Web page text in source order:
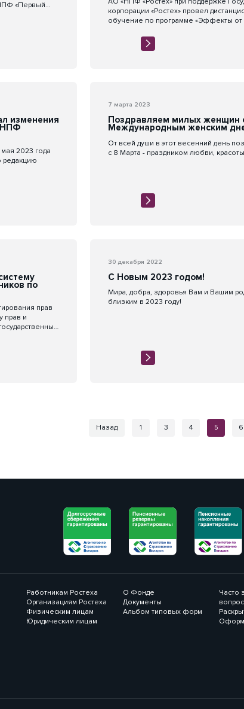
«Первый
корпорации «Ростех» провел
обучение по программе «Эффекты от
изменения
2023 года
редакцию
7 марта 2023
Поздравляем милых женщин
Международным женским
От всей души в этот весенний день
с 8 Марта - праздником любви,
по
прав
прав и
30 декабря 2022
С Новым 2023 годом!
Мира, добра, здоровья Вам и Вашим
близким в 2023 году!
Назад 1 3 4 5 6
Работникам Ростеха
Организациям Ростеха
Физическим лицам
Юридическим лицам
О Фонде
Документы
Альбом типовых форм
Часто